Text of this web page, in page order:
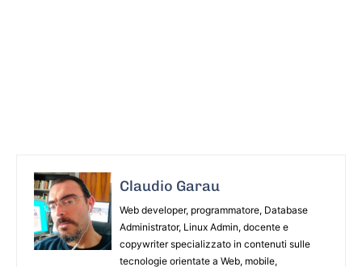
Claudio Garau
Web developer, programmatore, Database
Administrator, Linux Admin, docente e
copywriter specializzato in contenuti sulle
tecnologie orientate a Web, mobile,